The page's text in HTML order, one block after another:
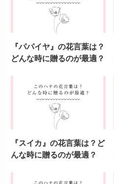
『パパイヤ』の花言葉は？
どんな時に贈るのが最適？
『スイカ』の花言葉は？ど
んな時に贈るのが最適？